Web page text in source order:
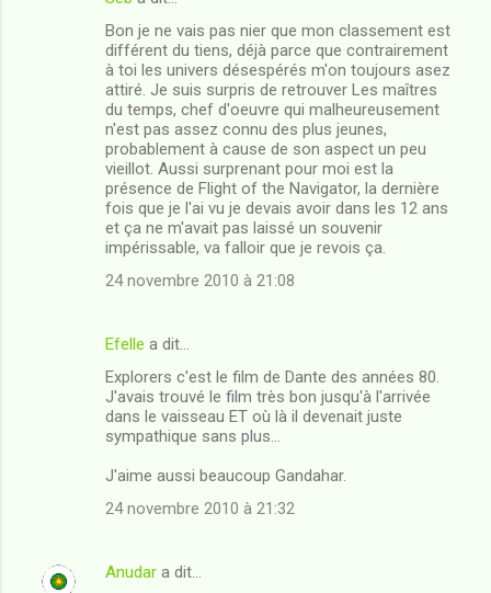
Bon je ne vais pas nier que mon classement est
différent du tiens, déjà parce que contrairement
à toi les univers désespérés m'on toujours asez
attiré. Je suis surpris de retrouver Les maîtres
du temps, chef d'oeuvre qui malheureusement
n'est pas assez connu des plus jeunes,
probablement à cause de son aspect un peu
vieillot. Aussi surprenant pour moi est la
présence de Flight of the Navigator, la dernière
fois que je l'ai vu je devais avoir dans les 12 ans
et ça ne m'avait pas laissé un souvenir
impérissable, va falloir que je revois ça.
24 novembre 2010 à 21:08
Efelle a dit…
Explorers c'est le film de Dante des années 80.
J'avais trouvé le film très bon jusqu'à l'arrivée
dans le vaisseau ET où là il devenait juste
sympathique sans plus...
J'aime aussi beaucoup Gandahar.
24 novembre 2010 à 21:32
Anudar a dit…